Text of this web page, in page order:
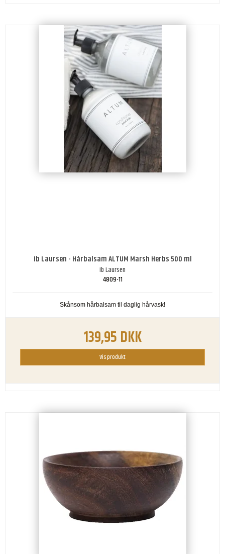
Ib Laursen - Hårbalsam ALTUM Marsh Herbs 500 ml
Ib Laursen
4809-11
Skånsom hårbalsam til daglig hårvask!
139,95 DKK
Vis produkt